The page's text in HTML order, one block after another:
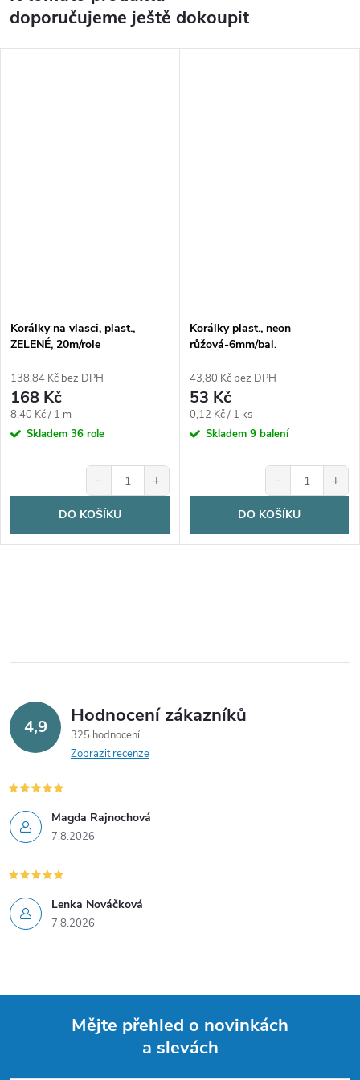
doporučujeme ještě dokoupit
Korálky na vlasci, plast.,
ZELENÉ, 20m/role
138,84 Kč bez DPH
168 Kč
Měrná
cena:
8,40 Kč / 1 m
Skladem 36 role
− +
DO KOŠÍKU
Korálky plast., neon
růžová-6mm/bal.
43,80 Kč bez DPH
53 Kč
Měrná
cena:
0,12 Kč / 1 ks
Skladem 9 balení
− +
DO KOŠÍKU
4,9 Hodnocení zákazníků
325 hodnocení
Zobrazit recenze
Magda Rajnochová
7.8.2026
Lenka Nováčková
7.8.2026
Mějte přehled o novinkách
a slevách